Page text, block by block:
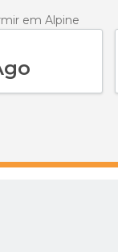
em Alpine